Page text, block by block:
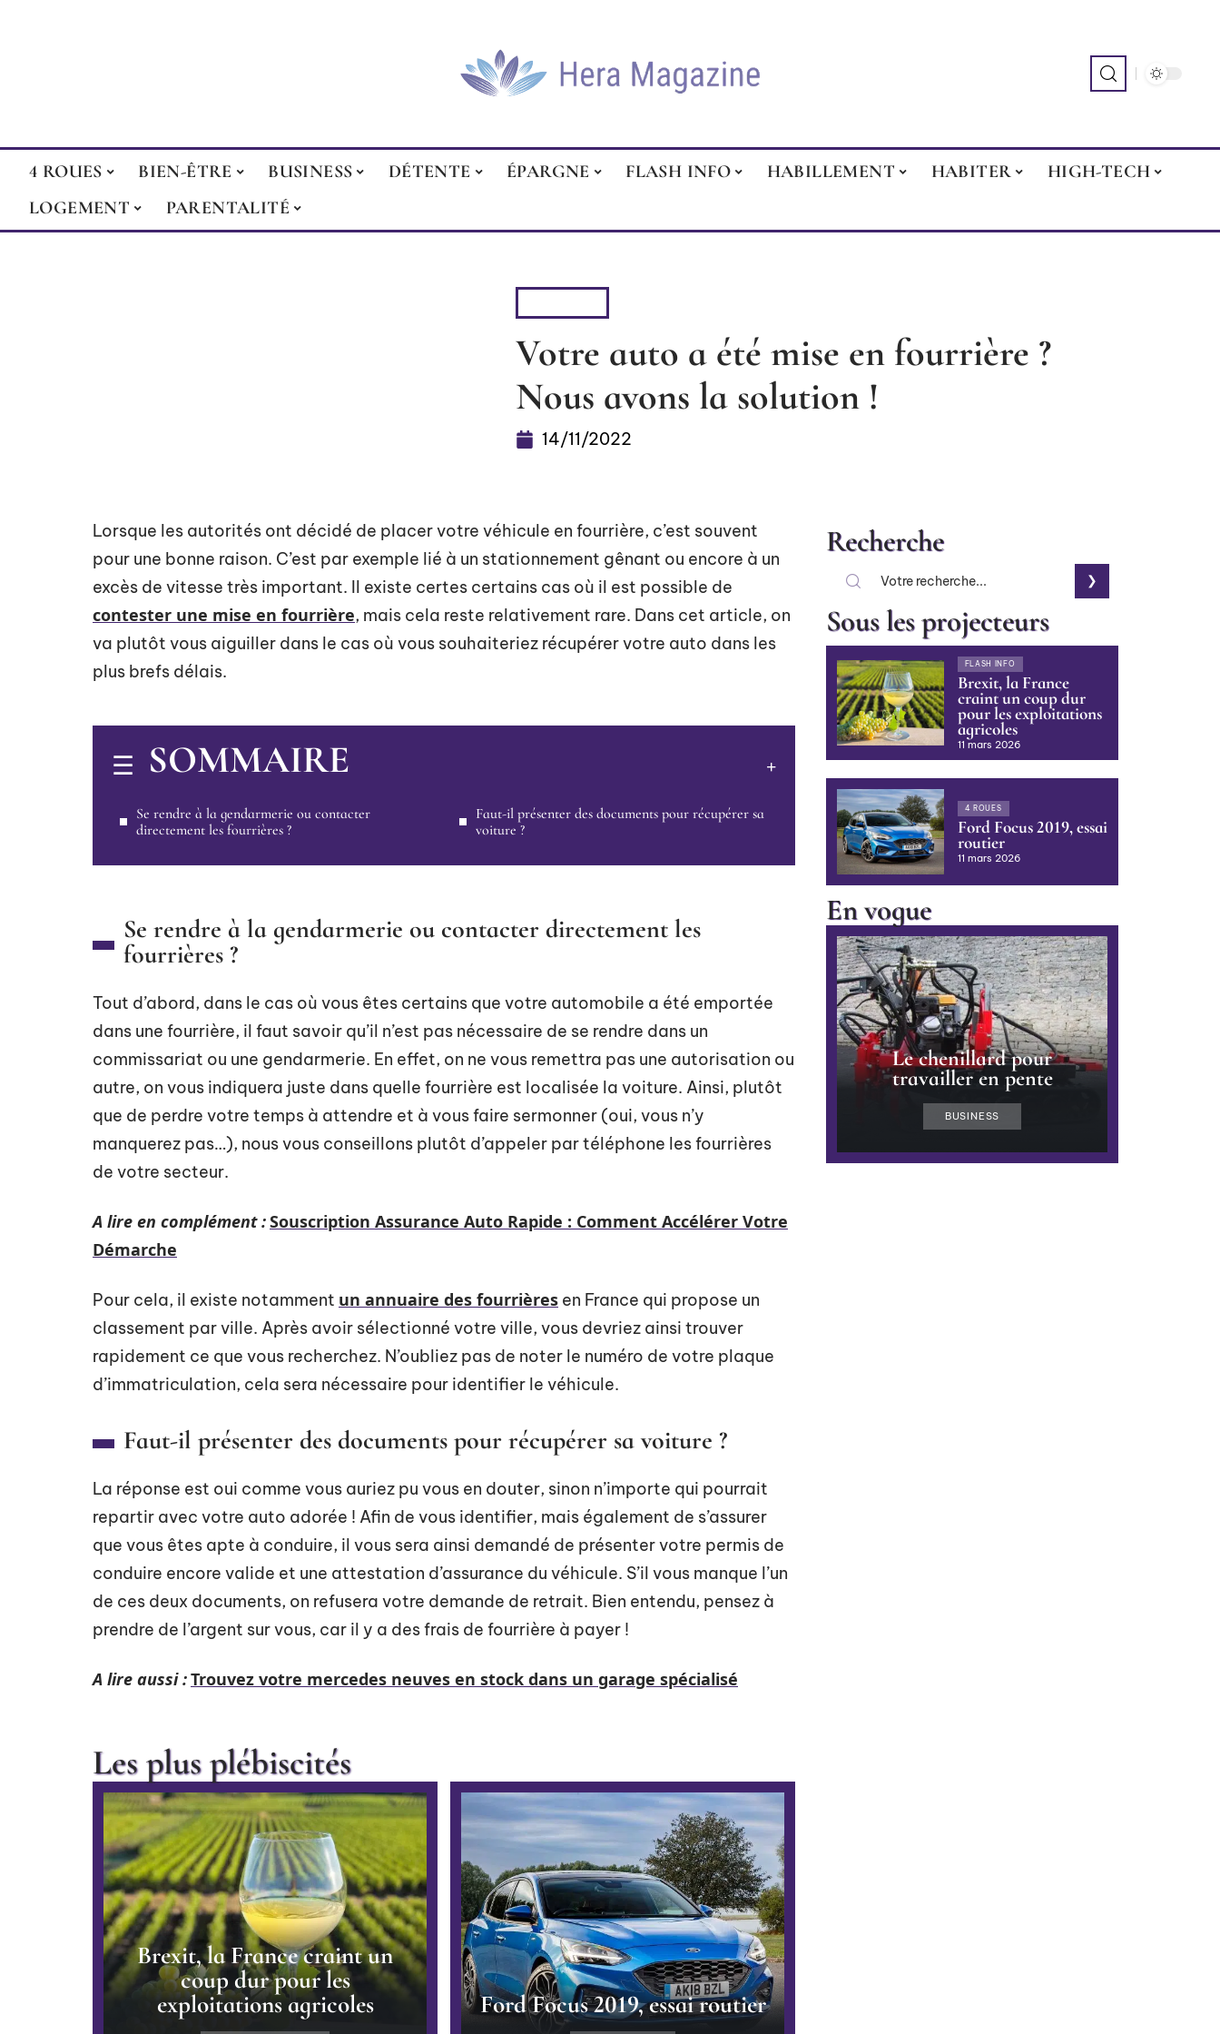
4 ROUES BIEN-ÊTRE BUSINESS DÉTENTE ÉPARGNE FLASH INFO HABILLEMENT HABITER
HIGH-TECH
LOGEMENT
PARENTALITÉ
Votre auto a été mise en fourrière ?
Nous avons la solution !
14/11/2022
Lorsque les autorités ont décidé de placer votre véhicule en fourrière, c’est souvent
pour une bonne raison. C’est par exemple lié à un stationnement gênant ou encore à un
excès de vitesse très important. Il existe certes certains cas où il est possible de
contester une mise en fourrière, mais cela reste relativement rare. Dans cet article, on
va plutôt vous aiguiller dans le cas où vous souhaiteriez récupérer votre auto dans les
plus brefs délais.
SOMMAIRE
Se rendre à la gendarmerie ou contacter
directement les fourrières ?
Faut-il présenter des documents pour récupérer sa
voiture ?
Se rendre à la gendarmerie ou contacter directement les
fourrières ?
Tout d’abord, dans le cas où vous êtes certains que votre automobile a été emportée
dans une fourrière, il faut savoir qu’il n’est pas nécessaire de se rendre dans un
commissariat ou une gendarmerie. En effet, on ne vous remettra pas une autorisation ou
autre, on vous indiquera juste dans quelle fourrière est localisée la voiture. Ainsi, plutôt
que de perdre votre temps à attendre et à vous faire sermonner (oui, vous n’y
manquerez pas…), nous vous conseillons plutôt d’appeler par téléphone les fourrières
de votre secteur.
A lire en complément :Souscription Assurance Auto Rapide : Comment Accélérer Votre
Démarche
Pour cela, il existe notamment un annuaire des fourrières en France qui propose un
classement par ville. Après avoir sélectionné votre ville, vous devriez ainsi trouver
rapidement ce que vous recherchez. N’oubliez pas de noter le numéro de votre plaque
d’immatriculation, cela sera nécessaire pour identifier le véhicule.
Faut-il présenter des documents pour récupérer sa voiture ?
La réponse est oui comme vous auriez pu vous en douter, sinon n’importe qui pourrait
repartir avec votre auto adorée ! Afin de vous identifier, mais également de s’assurer
que vous êtes apte à conduire, il vous sera ainsi demandé de présenter votre permis de
conduire encore valide et une attestation d’assurance du véhicule. S’il vous manque l’un
de ces deux documents, on refusera votre demande de retrait. Bien entendu, pensez à
prendre de l’argent sur vous, car il y a des frais de fourrière à payer !
A lire aussi :Trouvez votre mercedes neuves en stock dans un garage spécialisé
Les plus plébiscités
Brexit, la France craint un
coup dur pour les
exploitations agricoles
Ford Focus 2019, essai routier
Recherche
Sous les projecteurs
FLASH INFO
Brexit, la France
craint un coup dur
pour les exploitations
agricoles
11 mars 2026
4 ROUES
Ford Focus 2019, essai
routier
11 mars 2026
En vogue
Le chenillard pour
travailler en pente
BUSINESS